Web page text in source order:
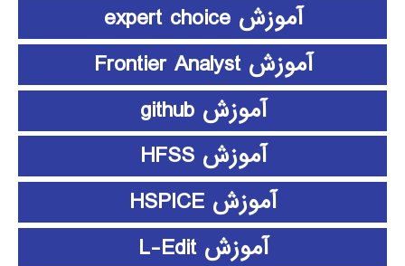
آموزش expert choice
آموزش Frontier Analyst
آموزش github
آموزش HFSS
آموزش HSPICE
آموزش L-Edit